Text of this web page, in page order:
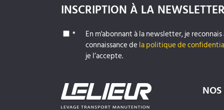
INSCRIPTION À LA NEWSLETTER
*
En m'abonnant à la newsletter, je
connaissance de la politique de
je l’accepte.